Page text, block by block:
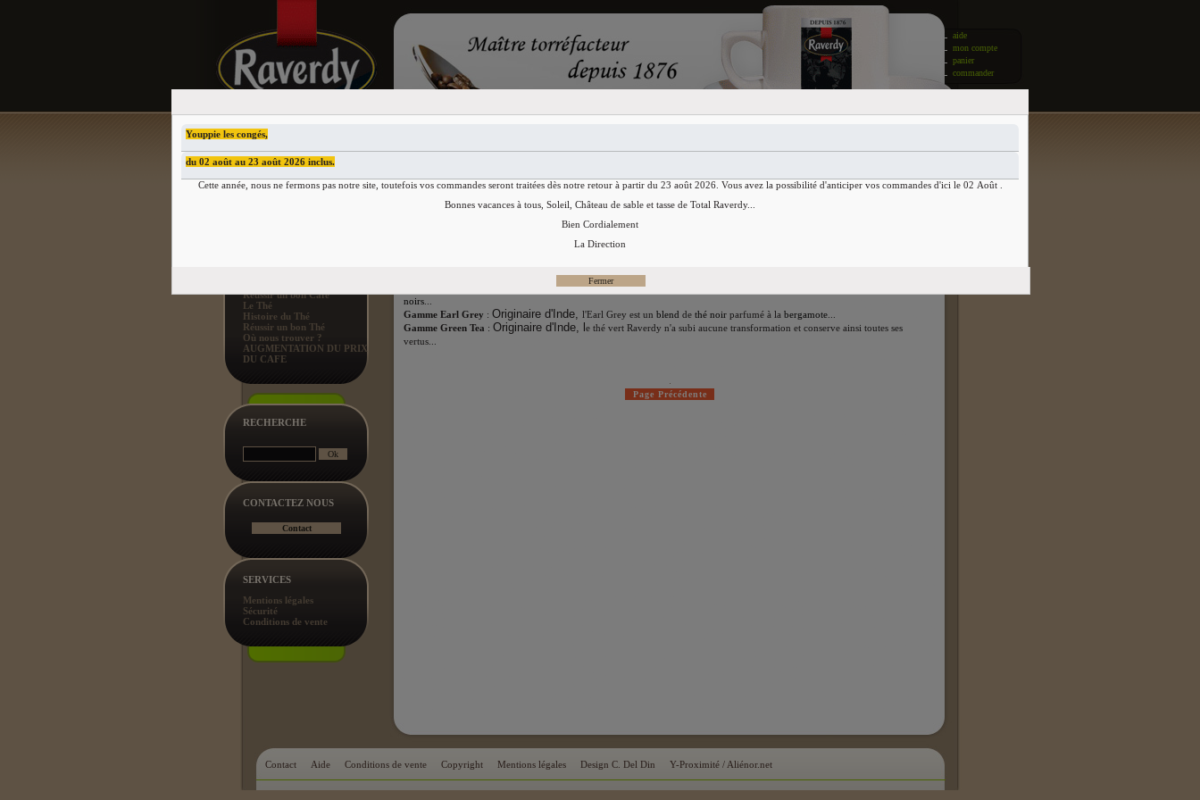
aide
mon compte
panier
commander
QUEL CAFÉ AIMEZ-VOUS
?
Réussir un bon Café
Le Thé
Histoire du Thé
Réussir un bon Thé
Où nous trouver ?
AUGMENTATION DU PRIX
DU CAFE
RECHERCHE
CONTACTEZ NOUS
SERVICES
Mentions légales
Sécurité
Conditions de vente
Youppie les congés,
du 02 août au 23 août 2026 inclus.
Cette année, nous ne fermons pas notre site, toutefois vos commandes seront traitées dès notre retour à partir du 23 août 2026. Vous avez la possibilité d'anticiper vos commandes d'ici le 02 Août .
Bonnes vacances à tous, Soleil, Château de sable et tasse de Total Raverdy...
Bien Cordialement
La Direction
Gamme de Thés Raverdy
Les thés Raverdy s’inspire tous de l’origine du thé, comme breuvage subtile venu d’Asie. Il vous donnera sa touche
Originaire d'Inde,lethé Darjeeling
noirs
Gamme Earl Grey : Originaire d'Inde, l'Earl Grey est un blend de thé noir parfumé à la bergamote
Gamme Green Tea : Originaire d'Inde, l
e thé vert Raverdy n'a subi aucune transformation et conserve ainsi toutes ses
vertus...
Contact Aide Conditions de vente Copyright Mentions légales Design C. Del Din Y-Proximité / Aliénor.net